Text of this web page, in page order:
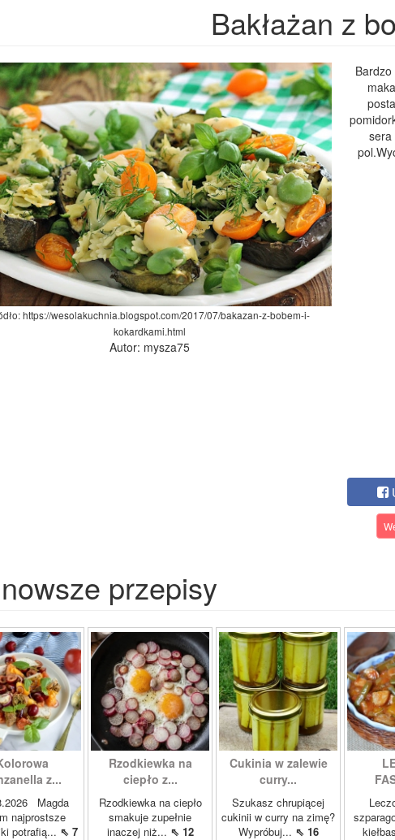
Bakłażan z
https://wesolakuchnia.blogspot.com/2017/07/bakazan-z-bobem-i-
kokardkami.html
Autor: mysza75
sera
przepisy
z...
Magda
najprostsze
potrafią... ⇖ 7
Rzodkiewka na
ciepło z...
Rzodkiewka na ciepło
smakuje zupełnie
inaczej niż... ⇖ 12
Cukinia w zalewie
curry...
Szukasz chrupiącej
cukinii w curry na zimę?
Wypróbuj... ⇖ 16